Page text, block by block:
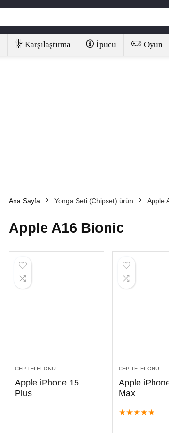
Karşılaştırma İpucu Oyun
Ana Sayfa Yonga Seti (Chipset) ürün Apple
Apple A16 Bionic
CEP TELEFONU
Apple iPhone 15
Plus
CEP TELEFONU
Apple
Max
★★★★★